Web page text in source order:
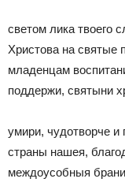
светом лика твоего
Христова на святые
младенцам
поддержи, святыни
умири, чудотворче
страны нашея,
междоусобныя